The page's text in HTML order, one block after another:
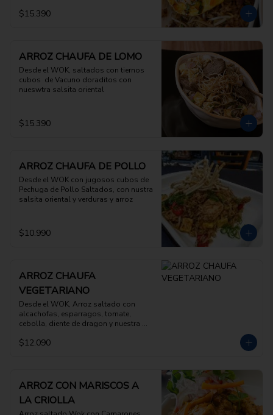
$15.390
ARROZ CHAUFA DE LOMO
Desde el WOK, saltados con tiernos
cubos  de Vacuno doraditos con
nueswtra salsita oriental
$15.390
ARROZ CHAUFA DE POLLO
Desde el WOK con jugosos cubos de
Pechuga de Pollo Saltados, con nustra
salsita oriental y verduras y arroz
$10.990
ARROZ CHAUFA
VEGETARIANO
Desde el WOK, Arroz saltado con
alcachofas, esparragos, tomate,
cebolla, diente de dragon y nuestra
$12.090
ARROZ CON MARISCOS A
LA CRIOLLA